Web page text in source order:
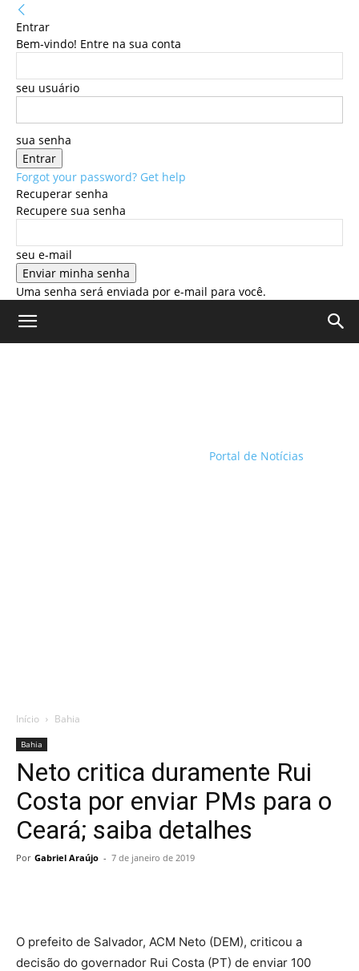
Entrar
Bem-vindo! Entre na sua conta
seu usuário
sua senha
Forgot your password? Get help
Recuperar senha
Recupere sua senha
seu e-mail
Uma senha será enviada por e-mail para você.
Portal de Notícias
Início Bahia
Bahia
Neto critica duramente Rui
Costa por enviar PMs para o
Ceará; saiba detalhes
Por Gabriel Araújo - 7 de janeiro de 2019
O prefeito de Salvador, ACM Neto (DEM), criticou a
decisão do governador Rui Costa (PT) de enviar 100